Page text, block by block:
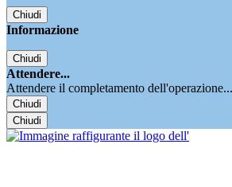
Chiudi
Informazione
Chiudi
Attendere...
Attendere il completamento dell'operazione...
Chiudi
Chiudi